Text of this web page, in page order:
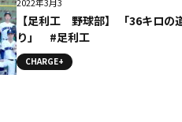
【足利工 野球部】 「36キロの
り」 #足利工
CHARGE+